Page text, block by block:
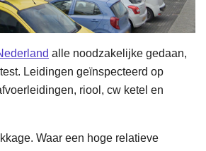
alle noodzakelijke gedaan,
Leidingen geïnspecteerd op
riool, cw ketel en
Waar een hoge relatieve